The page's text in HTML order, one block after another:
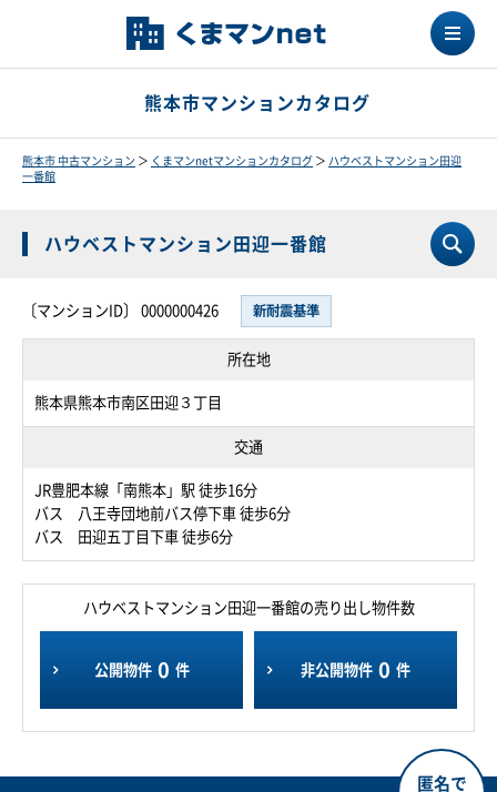
熊本市マンションカタログ
熊本市 中古マンション ＞ くまマンnetマンションカタログ ＞ ハウベストマンション田迎
一番館
ハウベストマンション田迎一番館
〔マンションID〕 0000000426 新耐震基準
所在地
熊本県熊本市南区田迎３丁目
交通
JR豊肥本線「南熊本」駅 徒歩16分
バス 八王寺団地前バス停下車 徒歩6分
バス 田迎五丁目下車 徒歩6分
ハウベストマンション田迎一番館の売り出し物件数
公開物件 0 件 非公開物件 0 件